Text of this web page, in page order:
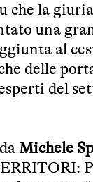
la
una
al
delle
del
Michele